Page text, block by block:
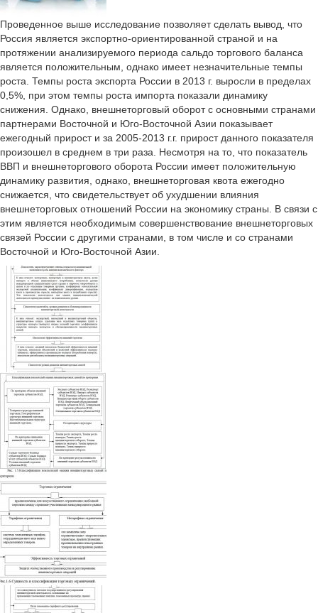
Проведенное выше исследование позволяет сделать вывод, что
Россия является экспортно-ориентированной страной и на
протяжении анализируемого периода сальдо торгового баланса
является положительным, однако имеет незначительные темпы
роста. Темпы роста экспорта России в 2013 г. выросли в пределах
0,5%, при этом темпы роста импорта показали динамику
снижения. Однако, внешнеторговый оборот с основными странами
партнерами Восточной и Юго-Восточной Азии показывает
ежегодный прирост и за 2005-2013 г.г. прирост данного показателя
произошел в среднем в три раза. Несмотря на то, что показатель
ВВП и внешнеторгового оборота России имеет положительную
динамику развития, однако, внешнеторговая квота ежегодно
снижается, что свидетельствует об ухудшении влияния
внешнеторговых отношений России на экономику страны. В связи с
этим является необходимым совершенствование внешнеторговых
связей России с другими странами, в том числе и со странами
Восточной и Юго-Восточной Азии.